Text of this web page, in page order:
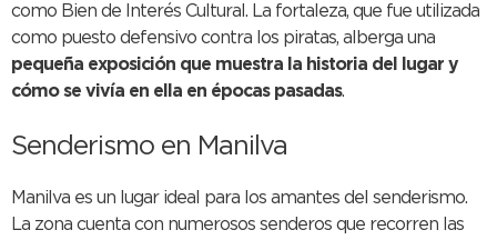
como Bien de Interés Cultural. La fortaleza, que fue utilizada
como puesto defensivo contra los piratas, alberga una
pequeña exposición que muestra la historia del lugar y
cómo se vivía en ella en épocas pasadas.
Senderismo en Manilva
Manilva es un lugar ideal para los amantes del senderismo.
La zona cuenta con numerosos senderos que recorren las